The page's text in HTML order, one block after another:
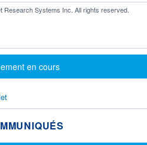
Research Systems Inc. All rights reserved.
en cours